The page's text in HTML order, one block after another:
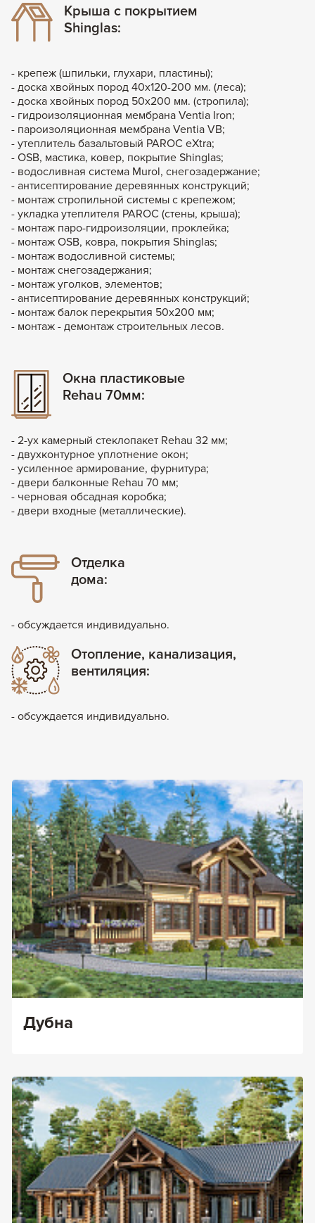
Крыша с покрытием
Shinglas:
- крепеж (шпильки, глухари, пластины);
- доска хвойных пород 40х120-200 мм. (леса);
- доска хвойных пород 50х200 мм. (стропила);
- гидроизоляционная мембрана Ventia Iron;
- пароизоляционная мембрана Ventia VB;
- утеплитель базальтовый PAROC eXtra;
- OSB, мастика, ковер, покрытие Shinglas;
- водосливная система Murol, снегозадержание;
- антисептирование деревянных конструкций;
- монтаж стропильной системы с крепежом;
- укладка утеплителя PAROC (стены, крыша);
- монтаж паро-гидроизоляции, проклейка;
- монтаж OSB, ковра, покрытия Shinglas;
- монтаж водосливной системы;
- монтаж снегозадержания;
- монтаж уголков, элементов;
- антисептирование деревянных конструкций;
- монтаж балок перекрытия 50х200 мм;
- монтаж - демонтаж строительных лесов.
Окна пластиковые
Rehau 70мм:
- 2-ух камерный стеклопакет Rehau 32 мм;
- двухконтурное уплотнение окон;
- усиленное армирование, фурнитура;
- двери балконные Rehau 70 мм;
- черновая обсадная коробка;
- двери входные (металлические).
Отделка
дома:
- обсуждается индивидуально.
Отопление, канализация,
вентиляция:
- обсуждается индивидуально.
Дубна